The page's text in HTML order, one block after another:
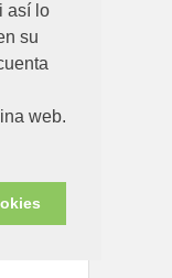
así lo
su
web.